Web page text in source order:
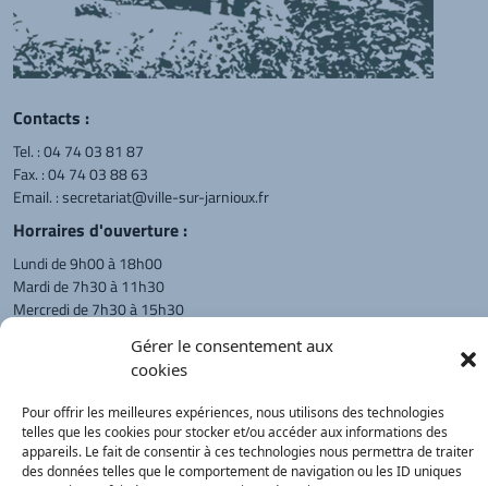
Gérer le consentement aux
cookies
Pour offrir les meilleures expériences, nous utilisons des technologies
telles que les cookies pour stocker et/ou accéder aux informations des
appareils. Le fait de consentir à ces technologies nous permettra de traiter
des données telles que le comportement de navigation ou les ID uniques
Contacts :
Tel. :04 74 03 81 87
Fax. : 04 74 03 88 63
Email. :secretariat@ville-sur-jarnioux.fr
Horraires d'ouverture :
Lundi de 9h00 à 18h00
Mardi de 7h30 à 11h30
Mercredi de 7h30 à 15h30
L'appel téléphonique reste à privilégier
reçoivent sur rendez-vous.